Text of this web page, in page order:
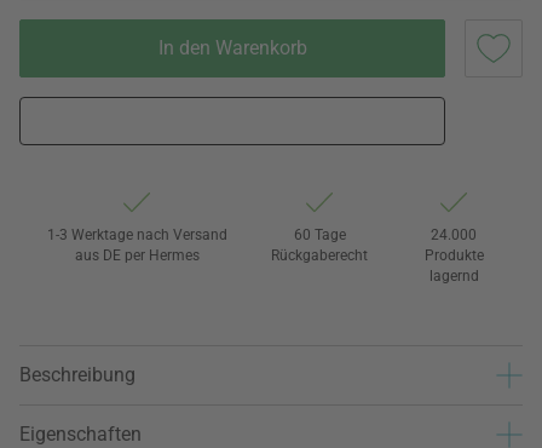
In den Warenkorb
1-3 Werktage nach Versand
aus DE per Hermes
60 Tage
Rückgaberecht
24.000
Produkte
lagernd
Beschreibung
Eigenschaften